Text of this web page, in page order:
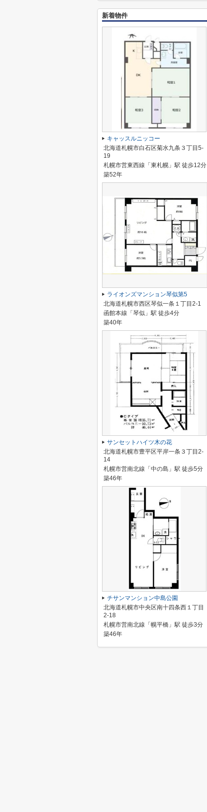
新着物件
キャッスルニッコー
北海道札幌市白石区菊水九条３丁目5-
19
札幌市営東西線「東札幌」駅 徒歩12分
築52年
ライオンズマンション琴似第5
北海道札幌市西区琴似一条１丁目2-1
函館本線「琴似」駅 徒歩4分
築40年
サンセットハイツ木の花
北海道札幌市豊平区平岸一条３丁目2-
14
札幌市営南北線「中の島」駅 徒歩5分
築46年
チサンマンション中島公園
北海道札幌市中央区南十四条西１丁目
2-18
札幌市営南北線「幌平橋」駅 徒歩3分
築46年